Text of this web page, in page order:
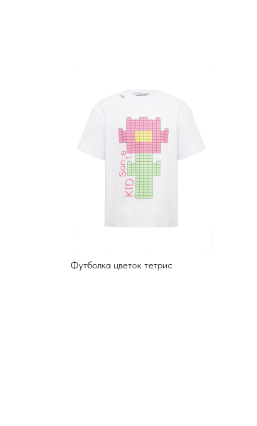
Футболка цветок тетрис